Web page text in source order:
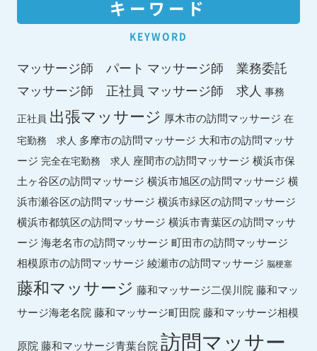
キーワード
KEYWORD
マッサージ師 パート マッサージ師 業務委託
マッサージ師 正社員 マッサージ師 求人 事務
正社員 出張マッサージ 厚木市の訪問マッサージ 在
宅勤務 求人 多摩市の訪問マッサージ 大和市の訪問マッサ
ージ 完全在宅勤務 求人 座間市の訪問マッサージ 横浜市保
土ヶ谷区の訪問マッサージ 横浜市旭区の訪問マッサージ 横
浜市瀬谷区の訪問マッサージ 横浜市緑区の訪問マッサージ
横浜市都筑区の訪問マッサージ 横浜市青葉区の訪問マッサ
ージ 海老名市の訪問マッサージ 町田市の訪問マッサージ
相模原市の訪問マッサージ 綾瀬市の訪問マッサージ 脳梗塞
藤和マッサージ 藤和マッサージ二俣川院 藤和マッ
サージ海老名院 藤和マッサージ町田院 藤和マッサージ相模
原院 藤和マッサージ青葉台院 訪問マッサー